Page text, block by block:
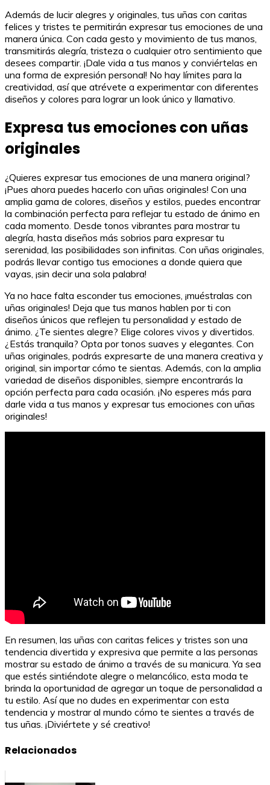
Además de lucir alegres y originales, tus uñas con caritas
felices y tristes te permitirán expresar tus emociones de una
manera única. Con cada gesto y movimiento de tus manos,
transmitirás alegría, tristeza o cualquier otro sentimiento que
desees compartir. ¡Dale vida a tus manos y conviértelas en
una forma de expresión personal! No hay límites para la
creatividad, así que atrévete a experimentar con diferentes
diseños y colores para lograr un look único y llamativo.
Expresa tus emociones con uñas
originales
¿Quieres expresar tus emociones de una manera original?
¡Pues ahora puedes hacerlo con uñas originales! Con una
amplia gama de colores, diseños y estilos, puedes encontrar
la combinación perfecta para reflejar tu estado de ánimo en
cada momento. Desde tonos vibrantes para mostrar tu
alegría, hasta diseños más sobrios para expresar tu
serenidad, las posibilidades son infinitas. Con uñas originales,
podrás llevar contigo tus emociones a donde quiera que
vayas, ¡sin decir una sola palabra!
Ya no hace falta esconder tus emociones, ¡muéstralas con
uñas originales! Deja que tus manos hablen por ti con
diseños únicos que reflejen tu personalidad y estado de
ánimo. ¿Te sientes alegre? Elige colores vivos y divertidos.
¿Estás tranquila? Opta por tonos suaves y elegantes. Con
uñas originales, podrás expresarte de una manera creativa y
original, sin importar cómo te sientas. Además, con la amplia
variedad de diseños disponibles, siempre encontrarás la
opción perfecta para cada ocasión. ¡No esperes más para
darle vida a tus manos y expresar tus emociones con uñas
originales!
En resumen, las uñas con caritas felices y tristes son una
tendencia divertida y expresiva que permite a las personas
mostrar su estado de ánimo a través de su manicura. Ya sea
que estés sintiéndote alegre o melancólico, esta moda te
brinda la oportunidad de agregar un toque de personalidad a
tu estilo. Así que no dudes en experimentar con esta
tendencia y mostrar al mundo cómo te sientes a través de
tus uñas. ¡Diviértete y sé creativo!
Relacionados